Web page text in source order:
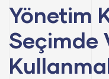
Yönetim
Seçimde